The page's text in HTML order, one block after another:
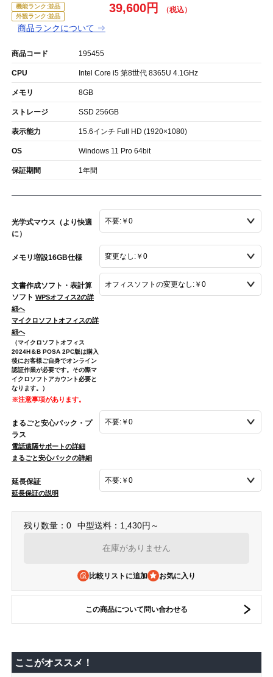
機能ランク:並品
外観ランク:並品
商品ランクについて ⇒
39,600円
商品コード 195455
CPU Intel Core i5 第8世代 8365U 4.1GHz
メモリ 8GB
ストレージ SSD 256GB
表示能力 15.6インチ Full HD (1920×1080)
OS Windows 11 Pro 64bit
保証期間 1年間
光学式マウス（より快適
に）
メモリ増設16GB仕様
文書作成ソフト・表計算
ソフト WPSオフィス2の詳
細へ
マイクロソフトオフィスの詳
細へ
（マイクロソフトオフィス
2024H＆B POSA 2PC版は購入
後にお客様ご自身でオンライン
認証作業が必要です。その際マ
イクロソフトアカウント必要と
なります。）
※注意事項があります。
まるごと安心パック・プ
ラス
電話遠隔サポートの詳細
まるごと安心パックの詳細
延長保証
延長保証の説明
残り数量：0 中型送料：1,430円～
在庫がありません
比較リストに追加
この商品について問い合わせる
ここがオススメ！